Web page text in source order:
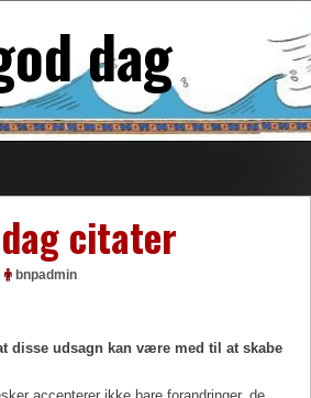
dag
dag citater
bnpadmin
disse udsagn kan være med til at skabe